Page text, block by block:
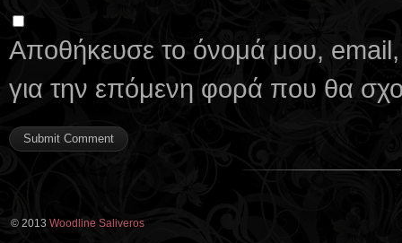
Αποθήκευσε το όνομά μου, email,
για την επόμενη φορά που θα
© 2013 Woodline Saliveros